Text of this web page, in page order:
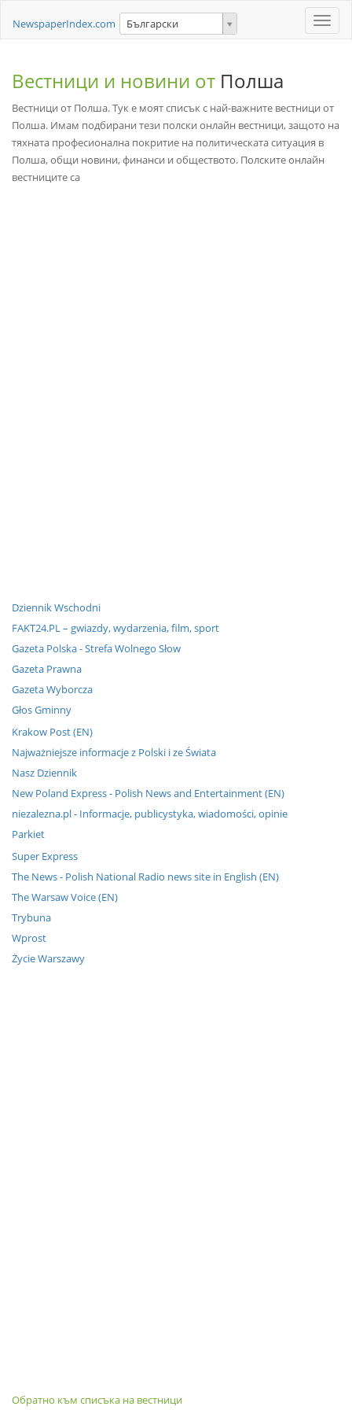
Toggle
NewspaperIndex.com Български
Вестници и новини от Полша
Вестници от Полша. Тук е моят списък с най-важните вестници от
Полша. Имам подбирани тези полски онлайн вестници, защото на
тяхната професионална покритие на политическата ситуация в
Полша, общи новини, финанси и обществото. Полските онлайн
вестниците са
Dziennik Wschodni
FAKT24.PL – gwiazdy, wydarzenia, film, sport
Gazeta Polska - Strefa Wolnego Słow
Gazeta Prawna
Gazeta Wyborcza
Głos Gminny
Krakow Post (EN)
Najważniejsze informacje z Polski i ze Świata
Nasz Dziennik
New Poland Express - Polish News and Entertainment (EN)
niezalezna.pl - Informacje, publicystyka, wiadomości, opinie
Parkiet
Super Express
The News - Polish National Radio news site in English (EN)
The Warsaw Voice (EN)
Trybuna
Wprost
Życie Warszawy
Обратно към списъка на вестници